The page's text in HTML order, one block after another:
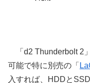
「d2 Thunderbolt 2
可能で特に別売の「
入すれば、HDDと